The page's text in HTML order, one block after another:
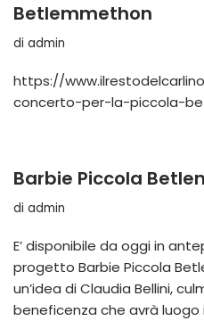
Betlemmethon
di admin
https://
concerto-per-la-piccola-
Barbie Piccola
di admin
E’ disponibile da oggi in
progetto Barbie Piccola
un’idea di Claudia Bellini,
beneficenza che avrà luogo